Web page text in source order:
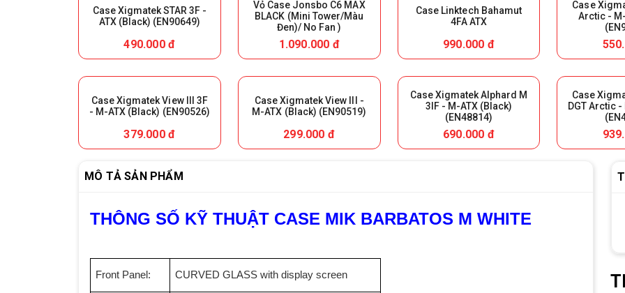
Case Xigmatek STAR 3F -
ATX (Black) (EN90649)
490.000 đ
Vỏ Case Jonsbo C6 MAX
BLACK (Mini Tower/Màu
Đen)/ No Fan )
1.090.000 đ
Case Linktech Bahamut
4FA ATX
990.000 đ
Case
Arctic -
Case Xigmatek View III 3F
- M-ATX (Black) (EN90526)
379.000 đ
Case Xigmatek View III -
M-ATX (Black) (EN90519)
299.000 đ
Case Xigmatek Alphard M
3IF - M-ATX (Black)
(EN48814)
690.000 đ
Case
DGT Arctic
MÔ TẢ SẢN PHẨM
THÔNG SỐ KỸ THUẬT CASE MIK BARBATOS M WHITE
Front Panel: CURVED GLASS with display screen